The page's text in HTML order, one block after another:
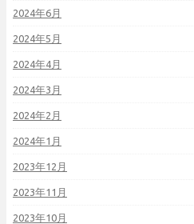
2024年6月
2024年5月
2024年4月
2024年3月
2024年2月
2024年1月
2023年12月
2023年11月
2023年10月